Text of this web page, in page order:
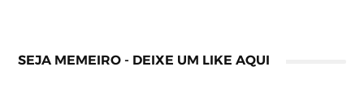
SEJA MEMEIRO - DEIXE UM LIKE AQUI